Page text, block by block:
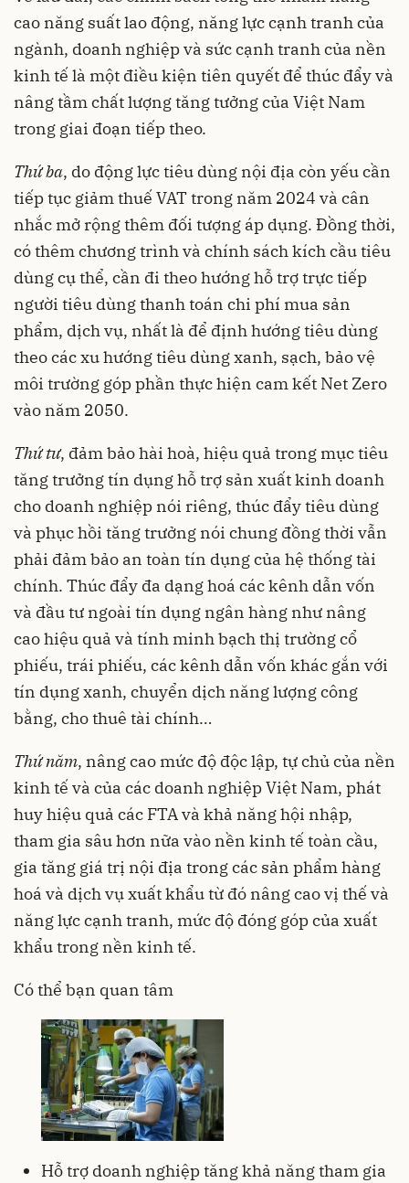
cao năng suất lao động, năng lực cạnh tranh của
ngành, doanh nghiệp và sức cạnh tranh của nền
kinh tế là một điều kiện tiên quyết để thúc đẩy và
nâng tầm chất lượng tăng tưởng của Việt Nam
trong giai đoạn tiếp theo.
Thứ ba, do động lực tiêu dùng nội địa còn yếu cần
tiếp tục giảm thuế VAT trong năm 2024 và cân
nhắc mở rộng thêm đối tượng áp dụng. Đồng thời,
có thêm chương trình và chính sách kích cầu tiêu
dùng cụ thể, cần đi theo hướng hỗ trợ trực tiếp
người tiêu dùng thanh toán chi phí mua sản
phẩm, dịch vụ, nhất là để định hướng tiêu dùng
theo các xu hướng tiêu dùng xanh, sạch, bảo vệ
môi trường góp phần thực hiện cam kết Net Zero
vào năm 2050.
Thứ tư, đảm bảo hài hoà, hiệu quả trong mục tiêu
tăng trưởng tín dụng hỗ trợ sản xuất kinh doanh
cho doanh nghiệp nói riêng, thúc đẩy tiêu dùng
và phục hồi tăng trưởng nói chung đồng thời vẫn
phải đảm bảo an toàn tín dụng của hệ thống tài
chính. Thúc đẩy đa dạng hoá các kênh dẫn vốn
và đầu tư ngoài tín dụng ngân hàng như nâng
cao hiệu quả và tính minh bạch thị trường cổ
phiếu, trái phiếu, các kênh dẫn vốn khác gắn với
tín dụng xanh, chuyển dịch năng lượng công
bằng, cho thuê tài chính…
Thứ năm, nâng cao mức độ độc lập, tự chủ của nền
kinh tế và của các doanh nghiệp Việt Nam, phát
huy hiệu quả các FTA và khả năng hội nhập,
tham gia sâu hơn nữa vào nền kinh tế toàn cầu,
gia tăng giá trị nội địa trong các sản phẩm hàng
hoá và dịch vụ xuất khẩu từ đó nâng cao vị thế và
năng lực cạnh tranh, mức độ đóng góp của xuất
khẩu trong nền kinh tế.
Có thể bạn quan tâm
Hỗ trợ doanh nghiệp tăng khả năng tham gia